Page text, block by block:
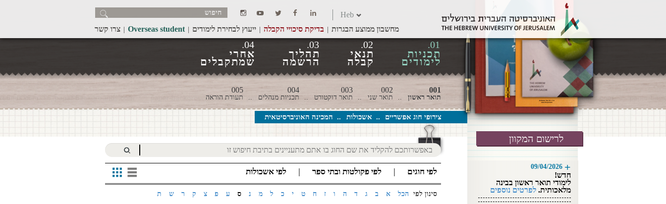
Heb
מחשבון ממוצע הבגרות
בדיקת סיכויי הקבלה ייעוץ לבחירת לימודים Overseas student צרו קשר
01.
תכניות
לימודים
02.
תנאי
קבלה
03.
תהליך
הרשמה
04.
אחרי
שמתקבלים
001
תואר ראשון
002
תואר שני
003
תואר דוקטורט
004
תכניות מנהלים
005
תעודת הוראה
לרישום המקוון
09/04/2026
חדש!
לימודי תואר ראשון בבינה
מלאכותית. לפרטים נוספים
צירופי חוג אפשריים אשכולות המכינה האוניברסיטאית
לפי חוגים לפי פקולטות ובתי ספר לפי אשכולות
סינון לפי הכל א ב ג ד ה ו ז ח ט י כ ל מ נ ס ע פ צ ק ר ש ת